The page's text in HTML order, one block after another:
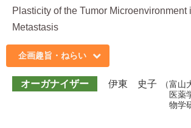
Plasticity of the Tumor Microenvironment
Metastasis
企画趣旨・ねらい
オーガナイザー 伊東 史子
富山
医薬
物学